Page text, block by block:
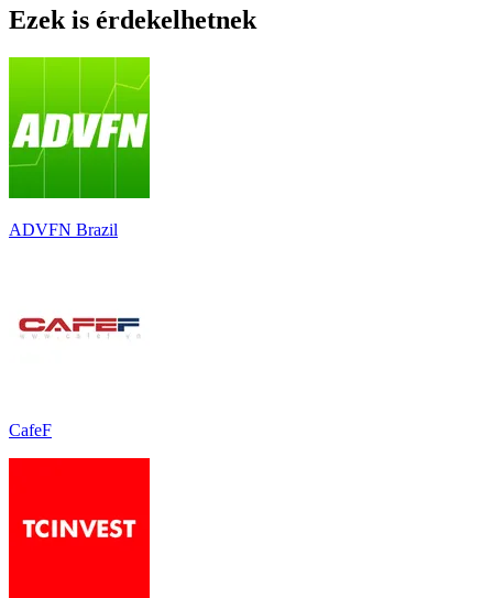
Ezek is érdekelhetnek
ADVFN Brazil
CafeF